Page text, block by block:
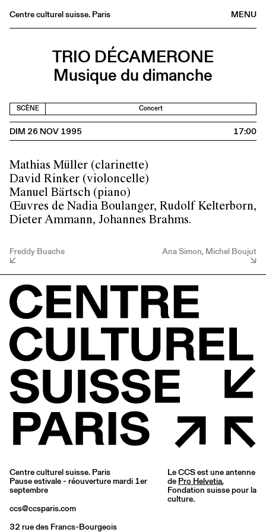
MENU
Centre culturel suisse. Paris
Médiathèque
Éditions
FR/EN
TRIO DÉCAMERONE
Musique du dimanche
SCÈNE Concert
DIM 26 NOV 1995 17:00
Mathias Müller (clarinette)
David Rinker (violoncelle)
Manuel Bärtsch (piano)
Œuvres de Nadia Boulanger, Rudolf Kelterborn,
Dieter Ammann, Johannes Brahms.
Freddy Buache Ana Simon, Michel Boujut
Centre culturel suisse. Paris
Pause estivale - réouverture mardi 1er
septembre
ccs@ccsparis.com
32 rue des Francs-Bourgeois
Le CCS est une antenne
de Pro Helvetia,
Fondation suisse pour la
culture.